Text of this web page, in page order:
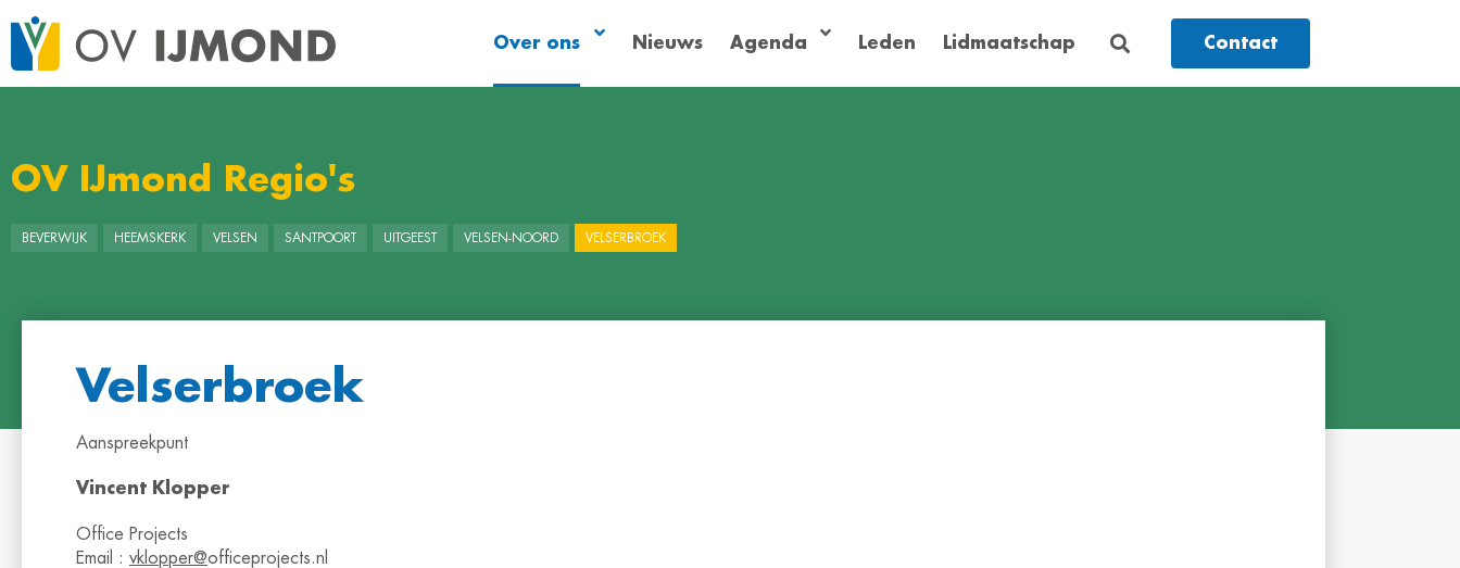
Over ons Nieuws Agenda Leden Lidmaatschap Contact
OV IJmond Regio's
BEVERWIJK HEEMSKERK VELSEN SANTPOORT UITGEEST VELSEN-NOORD VELSERBROEK
Velserbroek
Aanspreekpunt
Vincent Klopper
Office Projects
Email : vklopper@officeprojects.nl